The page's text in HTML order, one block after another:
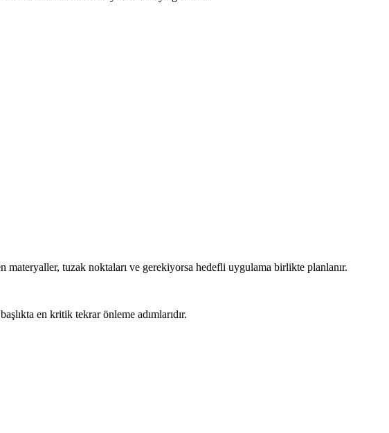
materyaller, tuzak noktaları ve gerekiyorsa hedefli uygulama birlikte planlanır.
en kritik tekrar önleme adımlarıdır.